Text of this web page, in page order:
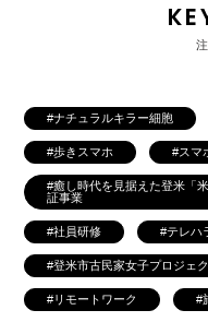
ナチュラルキラー細胞
歩きスマホ スマ
癒し時代を見据えた登米「
証事業
社員研修 テレハ
登米市古民家女子プロジェ
リモートワーク